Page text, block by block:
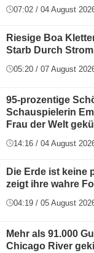
07:02 / 04 August
Riesige Boa
Starb Durch
05:20 / 07 August
95-prozentige
Schauspielerin
Frau der Welt
14:16 / 04 August
Die Erde ist keine
zeigt ihre wahre
04:19 / 05 August
Mehr als 91.000
Chicago River